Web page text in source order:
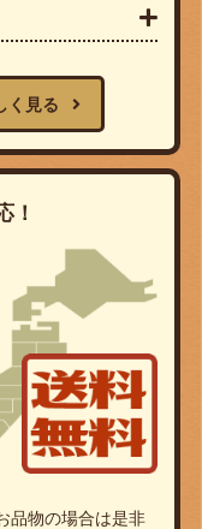
く見る
！
品物の場合は是非